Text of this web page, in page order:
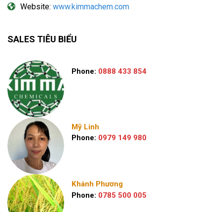
Website: www.kimmachem.com
SALES TIÊU BIỂU
Phone: 0888 433 854
Mỹ Linh
Phone: 0979 149 980
Khánh Phương
Phone: 0785 500 005